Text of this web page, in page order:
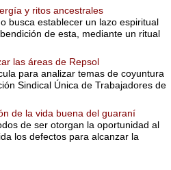
y ritos ancestrales
busca establecer un lazo espiritual
de esta, mediante un ritual
las áreas de Repsol
para analizar temas de coyuntura
Sindical Única de Trabajadores de
de la vida buena del guaraní
de ser otorgan la oportunidad al
los defectos para alcanzar la